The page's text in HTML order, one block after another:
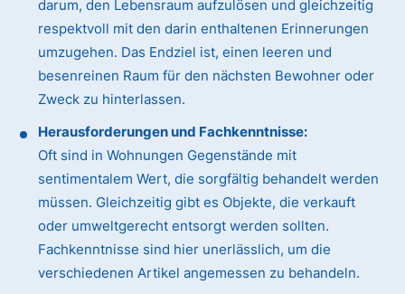
darum, den Lebensraum aufzulösen und gleichzeitig
respektvoll mit den darin enthaltenen Erinnerungen
umzugehen. Das Endziel ist, einen leeren und
besenreinen Raum für den nächsten Bewohner oder
Zweck zu hinterlassen.
Herausforderungen und Fachkenntnisse:
Oft sind in Wohnungen Gegenstände mit
sentimentalem Wert, die sorgfältig behandelt werden
müssen. Gleichzeitig gibt es Objekte, die verkauft
oder umweltgerecht entsorgt werden sollten.
Fachkenntnisse sind hier unerlässlich, um die
verschiedenen Artikel angemessen zu behandeln.